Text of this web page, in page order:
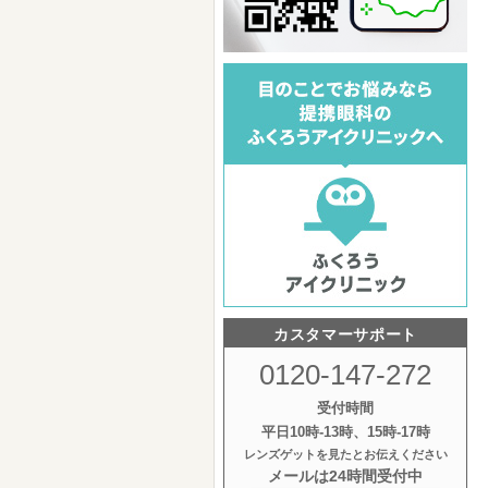
カスタマーサポート
0120-147-272
受付時間
平日10時‐13時、15時‐17時
レンズゲットを見たとお伝えください
メールは24時間受付中